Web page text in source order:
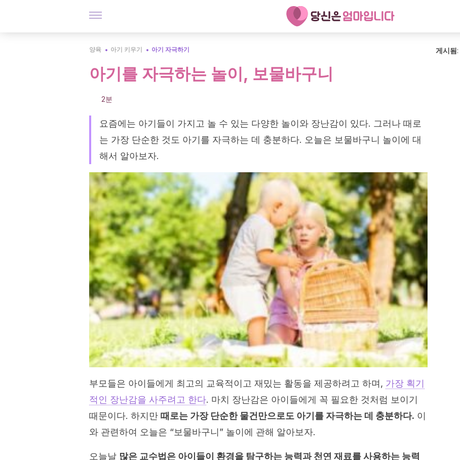
양육 아기 키우기 아기 자극하기
아기를 자극하는 놀이, 보물바구니
2분
요즘에는 아기들이 가지고 놀 수 있는 다양한 놀이와 장난감이 있다. 그러나 때로
는 가장 단순한 것도 아기를 자극하는 데 충분하다. 오늘은 보물바구니 놀이에 대
해서 알아보자.
부모들은 아이들에게 최고의 교육적이고 재밌는 활동을 제공하려고 하며, 가장 획기
적인 장난감을 사주려고 한다. 마치 장난감은 아이들에게 꼭 필요한 것처럼 보이기
때문이다. 하지만 때로는 가장 단순한 물건만으로도 아기를 자극하는 데 충분하다. 이
와 관련하여 오늘은 “보물바구니” 놀이에 관해 알아보자.
오늘날 많은 교수법은 아이들이 환경을 탐구하는 능력과 천연 재료를 사용하는 능력
게시됨: